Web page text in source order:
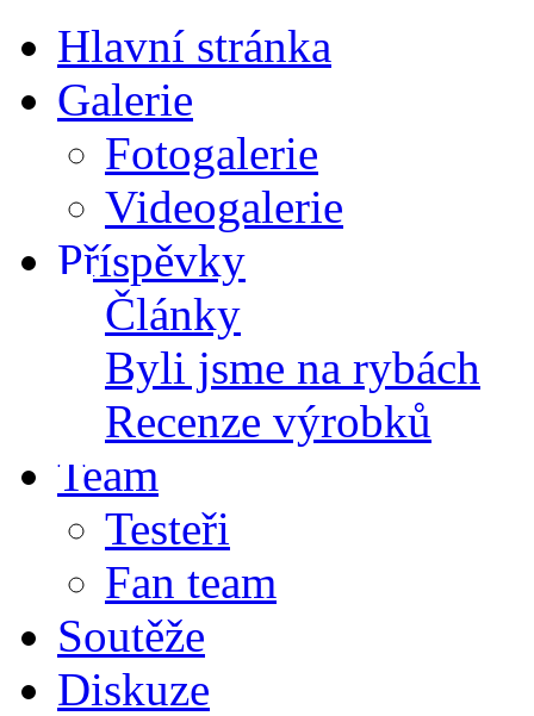
Hlavní stránka
Galerie
Fotogalerie
Videogalerie
Příspěvky
Články
Byli jsme na rybách
Recenze výrobků
Team
Testeři
Fan team
Soutěže
Diskuze